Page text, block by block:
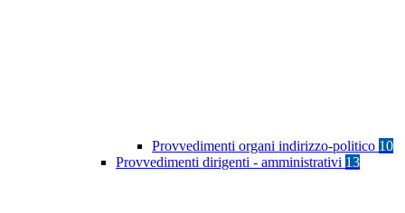
Provvedimenti organi indirizzo-politico 10
Provvedimenti dirigenti - amministrativi 13